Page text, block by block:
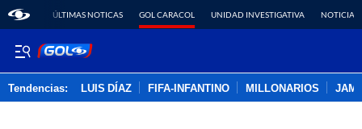
ÚLTIMAS NOTICAS GOL CARACOL UNIDAD INVESTIGATIVA NOTICIAS
Tendencias: LUIS DÍAZ FIFA-INFANTINO MILLONARIOS